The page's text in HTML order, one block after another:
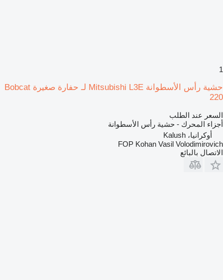
1
حشية رأس الأسطوانة Mitsubishi L3E لـ حفارة صغيرة Bobcat
220
السعر عند الطلب
أجزاء المحرك - حشية رأس الأسطوانة
أوكرانيا، Kalush
FOP Kohan Vasil Volodimirovich
الاتصال بالبائع